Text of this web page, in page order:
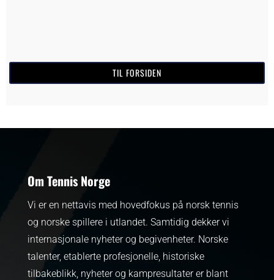
TIL FORSIDEN
Om Tennis Norge
Vi er en nettavis med hovedfokus på norsk tennis
og norske spillere i utlandet. Samtidig dekker vi
internasjonale nyheter og begivenheter. Norske
talenter, etablerte profesjonelle, historiske
tilbakeblikk, nyheter og kampresultater er blant